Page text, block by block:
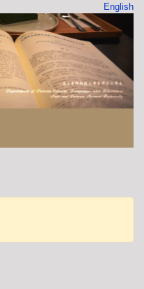
English